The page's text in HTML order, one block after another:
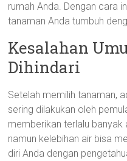
rumah Anda. Dengan cara
tanaman Anda tumbuh
Kesalahan
Dihindari
Setelah memilih tanaman,
sering dilakukan oleh
memberikan terlalu banyak
namun kelebihan air bisa
diri Anda dengan